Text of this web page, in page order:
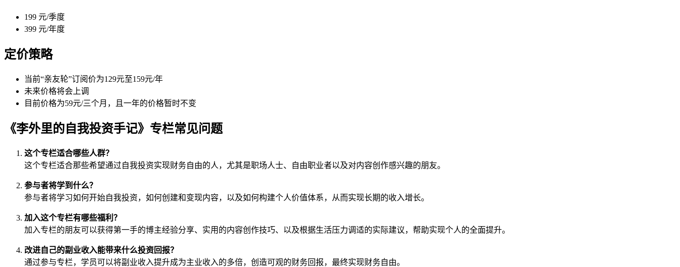
199 元/季度
399 元/年度
定价策略
当前“亲友轮”订阅价为129元至159元/年
未来价格将会上调
目前价格为59元/三个月，且一年的价格暂时不变
《李外里的自我投资手记》专栏常见问题
这个专栏适合哪些人群？
这个专栏适合那些希望通过自我投资实现财务自由的人，尤其是职场人士、自由职业者以及对内容创作感兴趣的朋友。
参与者将学到什么？
参与者将学习如何开始自我投资，如何创建和变现内容，以及如何构建个人价值体系，从而实现长期的收入增长。
加入这个专栏有哪些福利？
加入专栏的朋友可以获得第一手的博主经验分享、实用的内容创作技巧、以及根据生活压力调适的实际建议，帮助实现个人的全面提升。
改进自己的副业收入能带来什么投资回报？
通过参与专栏，学员可以将副业收入提升成为主业收入的多倍，创造可观的财务回报，最终实现财务自由。